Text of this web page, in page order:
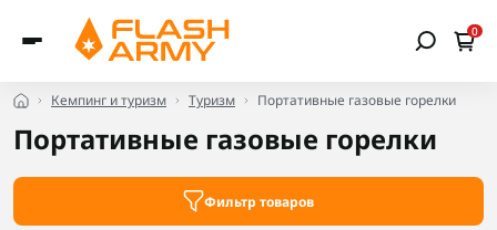
0
Кемпинг и туризм Туризм Портативные газовые горелки
Портативные газовые горелки
Фильтр товаров